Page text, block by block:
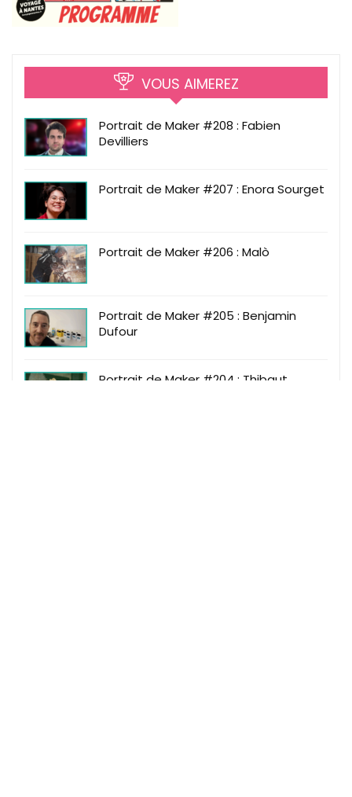
VOUS AIMEREZ
Portrait de Maker #208 : Fabien
Devilliers
Portrait de Maker #207 : Enora Sourget
Portrait de Maker #206 : Malò
Portrait de Maker #205 : Benjamin
Dufour
Portrait de Maker #204 : Thibaut